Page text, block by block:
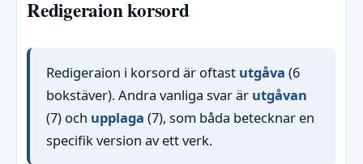
Redigeraion korsord
Redigeraion i korsord är oftast utgåva (6
bokstäver). Andra vanliga svar är utgåvan
(7) och upplaga (7), som båda betecknar en
specifik version av ett verk.